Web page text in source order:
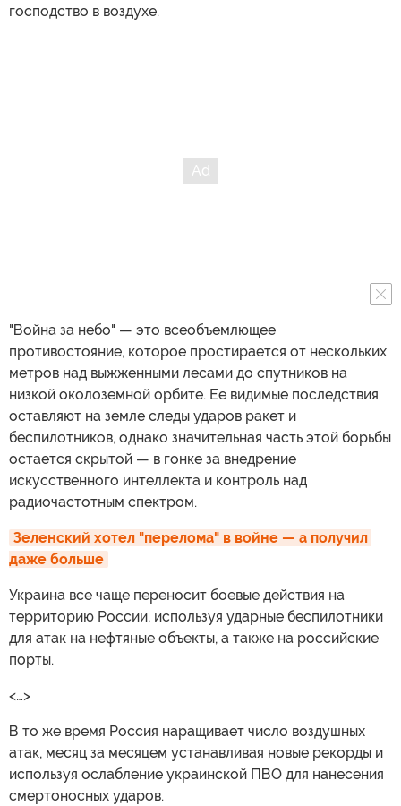
господство в воздухе.
"Война за небо" — это всеобъемлющее
противостояние, которое простирается от нескольких
метров над выжженными лесами до спутников на
низкой околоземной орбите. Ее видимые последствия
оставляют на земле следы ударов ракет и
беспилотников, однако значительная часть этой борьбы
остается скрытой — в гонке за внедрение
искусственного интеллекта и контроль над
радиочастотным спектром.
Зеленский хотел "перелома" в войне — а получил
даже больше
Украина все чаще переносит боевые действия на
территорию России, используя ударные беспилотники
для атак на нефтяные объекты, а также на российские
порты.
<…>
В то же время Россия наращивает число воздушных
атак, месяц за месяцем устанавливая новые рекорды и
используя ослабление украинской ПВО для нанесения
смертоносных ударов.